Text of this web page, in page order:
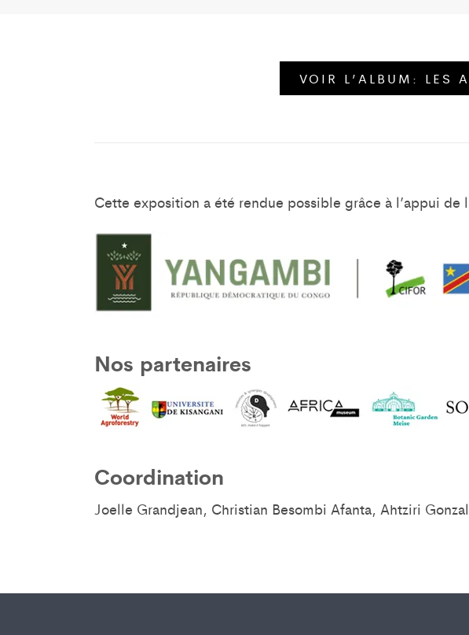
VOIR L’ALBUM: LES
Cette exposition a été rendue possible grâce à l’appui de
Nos partenaires
Coordination
Joelle Grandjean, Christian Besombi Afanta, Ahtziri